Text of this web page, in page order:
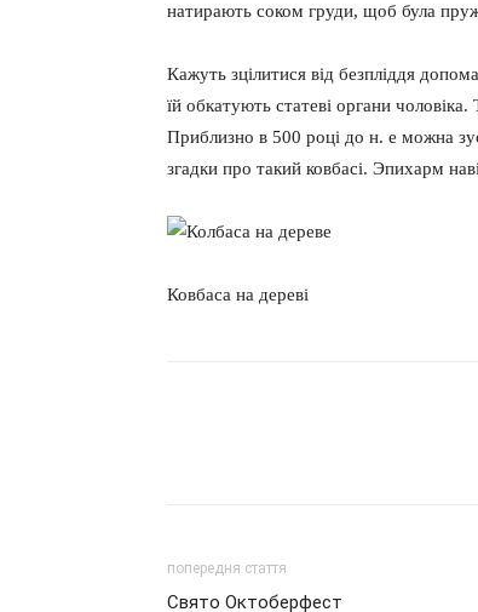
натирають соком груди, щоб була
Кажуть зцілитися від безпліддя
їй обкатують статеві органи
Приблизно в 500 році до н. е можна
згадки про такий ковбасі. Эпихарм
Ковбаса на дереві
попередня стаття
Свято Октоберфест